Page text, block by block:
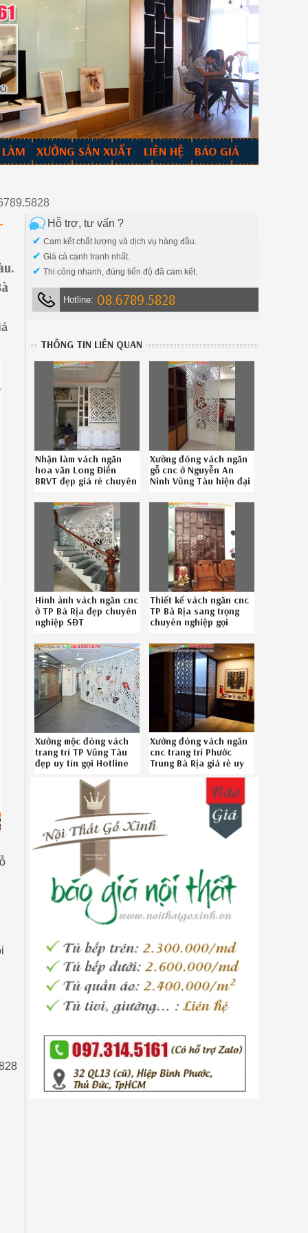
XƯỞNG SẢN XUẤT LIÊN HỆ BÁO GIÁ
Hỗ trợ, tư vấn ?
✔ Cam kết chất lượng và dịch vụ hàng đầu.
✔ Giá cả cạnh tranh nhất.
✔ Thi công nhanh, đúng tiến độ đã cam kết.
Hotline: 08.6789.5828
THÔNG TIN LIÊN QUAN
Nhận làm vách ngăn
hoa văn Long Điền
BRVT đẹp giá rẻ chuyên
6789-5828
Xưởng đóng vách ngăn
gỗ cnc ở Nguyễn An
Ninh Vũng Tàu hiện đại
Hotline 08.6789.5828
Hình ảnh vách ngăn cnc
ở TP Bà Rịa đẹp chuyên
nghiệp SĐT
Thiết kế vách ngăn cnc
TP Bà Rịa sang trọng
chuyên nghiệp gọi
Xưởng mộc đóng vách
trang trí TP Vũng Tàu
đẹp uy tín gọi Hotline
Xưởng đóng vách ngăn
cnc trang trí Phước
Trung Bà Rịa giá rẻ uy